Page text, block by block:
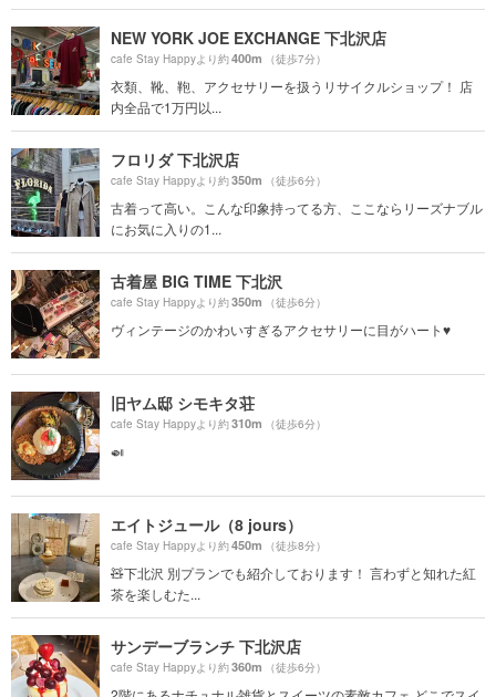
NEW YORK JOE EXCHANGE 下北沢店
cafe Stay Happyより約400m （徒歩7分）
衣類、靴、鞄、アクセサリーを扱うリサイクルショップ！ 店
内全品で1万円以...
フロリダ 下北沢店
cafe Stay Happyより約350m （徒歩6分）
古着って高い。こんな印象持ってる方、ここならリーズナブル
にお気に入りの1...
古着屋 BIG TIME 下北沢
cafe Stay Happyより約350m （徒歩6分）
ヴィンテージのかわいすぎるアクセサリーに目がハート♥️
旧ヤム邸 シモキタ荘
cafe Stay Happyより約310m （徒歩6分）
🍛
エイトジュール（8 jours）
cafe Stay Happyより約450m （徒歩8分）
🧸下北沢 別プランでも紹介しております！ 言わずと知れた紅
茶を楽しむた...
サンデーブランチ 下北沢店
cafe Stay Happyより約360m （徒歩6分）